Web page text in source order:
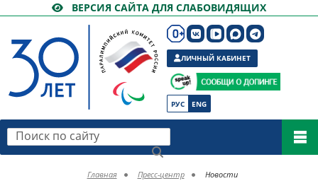
ВЕРСИЯ САЙТА ДЛЯ СЛАБОВИДЯЩИХ
РУС ENG
ЛИЧНЫЙ КАБИНЕТ
Поиск по сайту
Главная Пресс-центр Новости